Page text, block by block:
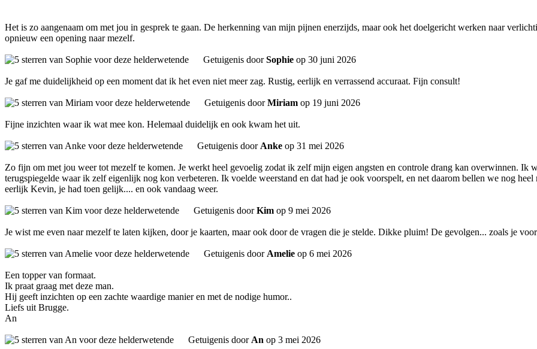
Het is zo aangenaam om met jou in gesprek te gaan. De herkenning van mijn pijnen enerzijds, maar ook het doelgericht werken naar
opnieuw een opening naar mezelf.
Getuigenis doorSophie op 30 juni 2026
Je gaf me duidelijkheid op een moment dat ik het even niet meer zag. Rustig, eerlijk en verrassend accuraat. Fijn consult!
Getuigenis doorMiriam op 19 juni 2026
Fijne inzichten waar ik wat mee kon. Helemaal duidelijk en ook kwam het uit.
Getuigenis door Anke op 31 mei 2026
Zo fijn om met jou weer tot mezelf te komen. Je werkt heel gevoelig zodat ik zelf mijn eigen angsten en controle drang kan overwinnen. Ik
terugspiegelde waar ik zelf eigenlijk nog kon verbeteren. Ik voelde weerstand en dat had je ook voorspelt, en net daarom bellen we nog
eerlijk Kevin, je had toen gelijk.... en ook vandaag weer.
Getuigenis doorKim op 9 mei 2026
Je wist me even naar mezelf te laten kijken, door je kaarten, maar ook door de vragen die je stelde. Dikke pluim! De gevolgen... zoals je
Getuigenis door Amelie op 6 mei 2026
Een topper van formaat.
Ik praat graag met deze man.
Hij geeft inzichten op een zachte waardige manier en met de nodige humor..
Liefs uit Brugge.
An
Getuigenis door An op 3 mei 2026